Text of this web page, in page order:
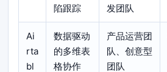
陷跟踪
发团队
Ai
rta
bl
数据驱动
的多维表
格协作
产品运营团
队、创意型
团队